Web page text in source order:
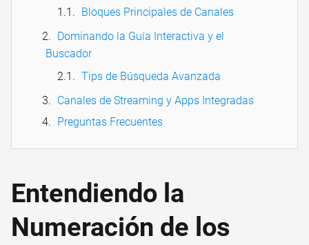
Bloques Principales de Canales
Dominando la Guía Interactiva y el
Buscador
Tips de Búsqueda Avanzada
Canales de Streaming y Apps Integradas
Preguntas Frecuentes
Entendiendo la
Numeración de los